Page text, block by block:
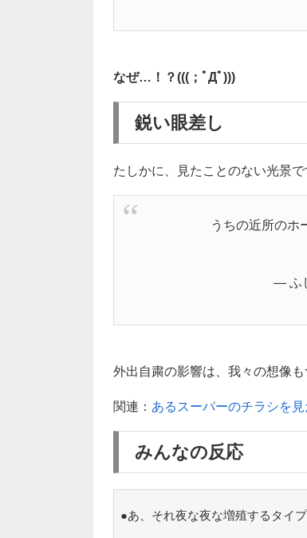
なぜ…！？(((；ﾟДﾟ)))
鋭い眼差し
たしかに、見たことのない光景
うちの近所の
— ふ
外出自粛の影響は、我々の想像
関連： あるスーパーのチラシを
みんなの反応
●あ、それ夜な夜な増殖するタイ